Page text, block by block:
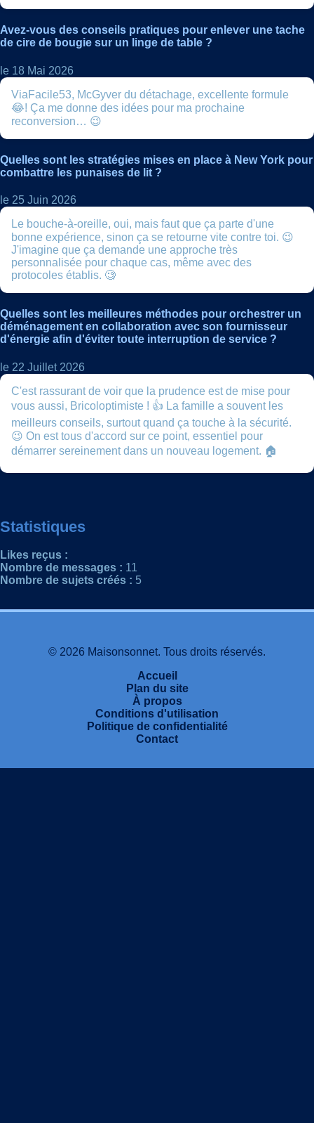
Avez-vous des conseils pratiques pour enlever une tache
de cire de bougie sur un linge de table ?
le 18 Mai 2026
ViaFacile53, McGyver du détachage, excellente formule
😂! Ça me donne des idées pour ma prochaine
reconversion… 😉
Quelles sont les stratégies mises en place à New York pour
combattre les punaises de lit ?
le 25 Juin 2026
Le bouche-à-oreille, oui, mais faut que ça parte d'une
bonne expérience, sinon ça se retourne vite contre toi. 😉
J'imagine que ça demande une approche très
personnalisée pour chaque cas, même avec des
protocoles établis. 🧐
Quelles sont les meilleures méthodes pour orchestrer un
déménagement en collaboration avec son fournisseur
d'énergie afin d'éviter toute interruption de service ?
le 22 Juillet 2026
C'est rassurant de voir que la prudence est de mise pour
vous aussi, Bricoloptimiste ! 👍 La famille a souvent les
meilleurs conseils, surtout quand ça touche à la sécurité.
😉 On est tous d'accord sur ce point, essentiel pour
démarrer sereinement dans un nouveau logement. 🏠
Statistiques
Likes reçus :
Nombre de messages : 11
Nombre de sujets créés : 5
© 2026 Maisonsonnet. Tous droits réservés.
Accueil
Plan du site
À propos
Conditions d'utilisation
Politique de confidentialité
Contact